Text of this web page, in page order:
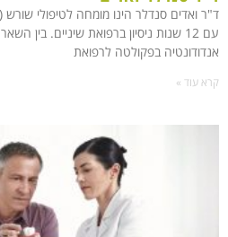
ד"ר ואדים סנדלר הינו מומחה לטיפולי שורש
עם 12 שנות ניסיון ברפואת שיניים.
אנדודונטיה בפקולטה לרפואת
קרא עוד »